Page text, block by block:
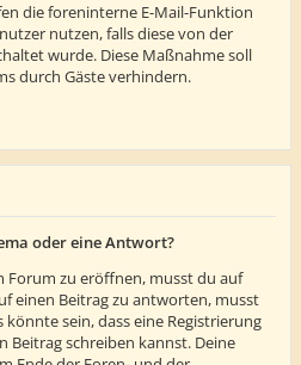
die foreninterne E-Mail-Funktion
nutzen, falls diese von der
wurde. Diese Maßnahme soll
durch Gäste verhindern.
oder eine Antwort?
Forum zu eröffnen, musst du auf
einen Beitrag zu antworten, musst
könnte sein, dass eine Registrierung
Beitrag schreiben kannst. Deine